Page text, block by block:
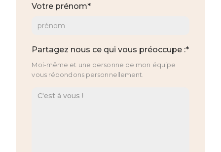
Votre prénom*
Partagez nous ce qui vous préoccupe :*
Moi-même et une personne de mon équipe
vous répondons personnellement.